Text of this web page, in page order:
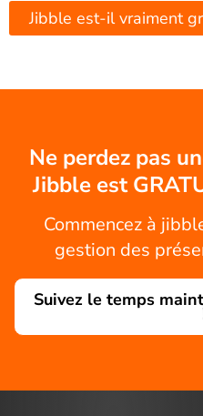
Jibble est-il vraiment
Ne perdez pas
Jibble est
Commencez à
gestion des
Suivez le temps